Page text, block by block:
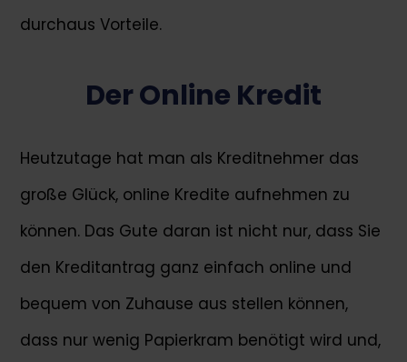
durchaus Vorteile.
Der Online Kredit
Heutzutage hat man als Kreditnehmer das
große Glück, online Kredite aufnehmen zu
können. Das Gute daran ist nicht nur, dass Sie
den Kreditantrag ganz einfach online und
bequem von Zuhause aus stellen können,
dass nur wenig Papierkram benötigt wird und,